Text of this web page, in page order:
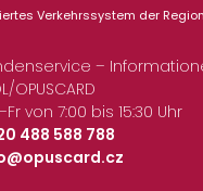
Verkehrssystem der
–
OPUSCARD
von 7:00 bis 15:30 Uhr
488 588 788